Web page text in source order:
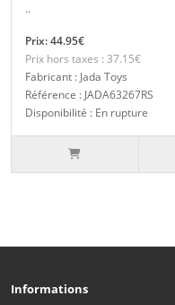
..
Prix: 44.95€
Prix hors taxes : 37.15€
Fabricant : Jada Toys
Référence : JADA63267RS
Disponibilité : En rupture
Informations